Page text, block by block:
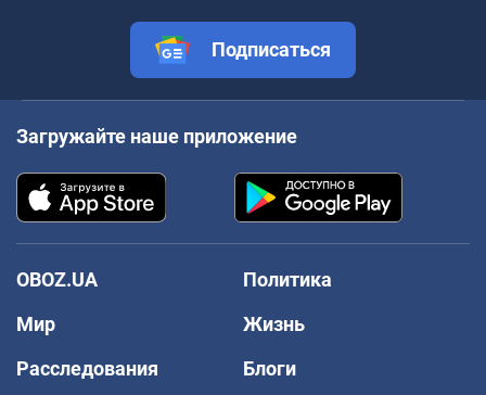
Подписаться
Загружайте наше приложение
OBOZ.UA
Политика
Мир
Жизнь
Расследования
Блоги